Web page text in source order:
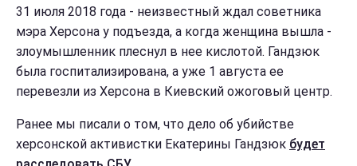
31 июля 2018 года - неизвестный ждал советника
мэра Херсона у подъезда, а когда женщина вышла -
злоумышленник плеснул в нее кислотой. Гандзюк
была госпитализирована, а уже 1 августа ее
перевезли из Херсона в Киевский ожоговый центр.
Ранее мы писали о том, что дело об убийстве
херсонской активистки Екатерины Гандзюк будет